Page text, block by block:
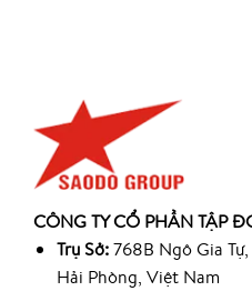
CÔNG TY CỔ PHẦN TẬP
Trụ Sở:768B Ngô Gia
Hải Phòng, Việt Nam